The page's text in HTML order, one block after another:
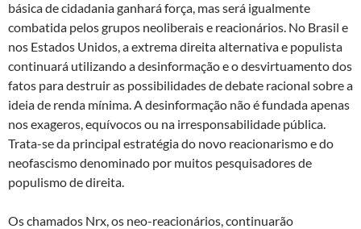
básica de cidadania ganhará força, mas será igualmente
combatida pelos grupos neoliberais e reacionários. No Brasil e
nos Estados Unidos, a extrema direita alternativa e populista
continuará utilizando a desinformação e o desvirtuamento dos
fatos para destruir as possibilidades de debate racional sobre a
ideia de renda mínima. A desinformação não é fundada apenas
nos exageros, equívocos ou na irresponsabilidade pública.
Trata-se da principal estratégia do novo reacionarismo e do
neofascismo denominado por muitos pesquisadores de
populismo de direita.
Os chamados Nrx, os neo-reacionários, continuarão